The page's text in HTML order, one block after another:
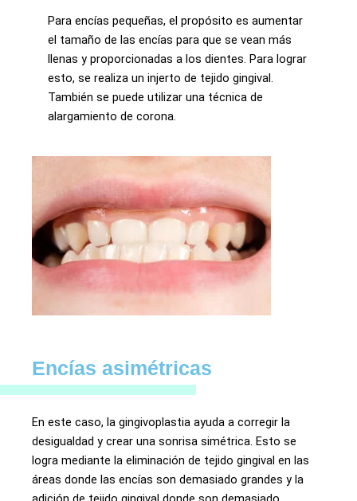
Para encías pequeñas, el propósito es aumentar
el tamaño de las encías para que se vean más
llenas y proporcionadas a los dientes. Para lograr
esto, se realiza un injerto de tejido gingival.
También se puede utilizar una técnica de
alargamiento de corona.
Encías asimétricas
En este caso, la gingivoplastia ayuda a corregir la
desigualdad y crear una sonrisa simétrica. Esto se
logra mediante la eliminación de tejido gingival en las
áreas donde las encías son demasiado grandes y la